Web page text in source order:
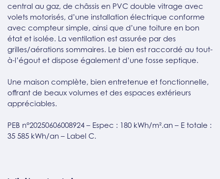
central au gaz, de châssis en PVC double vitrage avec
volets motorisés, d’une installation électrique conforme
avec compteur simple, ainsi que d’une toiture en bon
état et isolée. La ventilation est assurée par des
grilles/aérations sommaires. Le bien est raccordé au tout-
à-l’égout et dispose également d’une fosse septique.
Une maison complète, bien entretenue et fonctionnelle,
offrant de beaux volumes et des espaces extérieurs
appréciables.
PEB n°20250606008924 – Espec : 180 kWh/m².an – E totale :
35 585 kWh/an – Label C.